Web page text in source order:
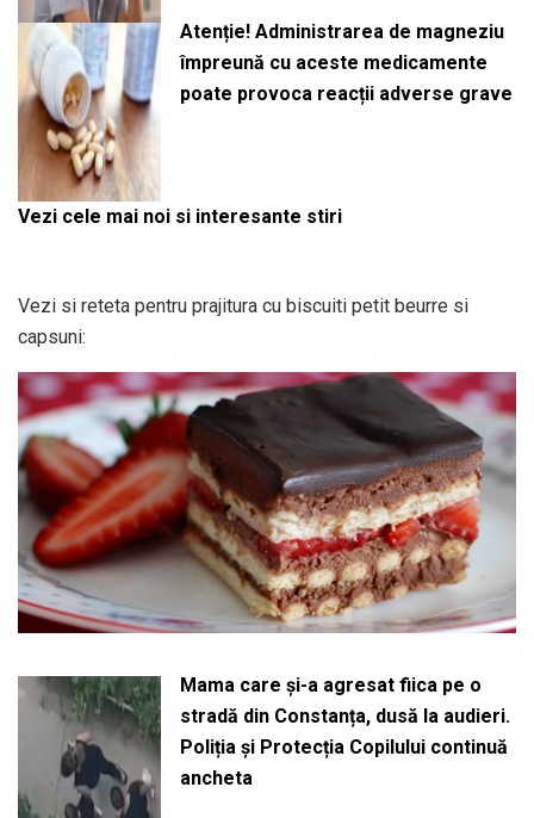
Atenție! Administrarea de magneziu
împreună cu aceste medicamente
poate provoca reacții adverse grave
Vezi cele mai noi si interesante stiri
Vezi si reteta pentru prajitura cu biscuiti petit beurre si
capsuni:
Mama care și-a agresat fiica pe o
stradă din Constanța, dusă la audieri.
Poliția și Protecția Copilului continuă
ancheta